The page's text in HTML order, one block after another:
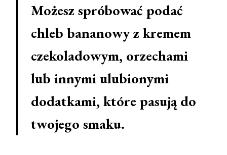
Możesz spróbować podać
chleb bananowy z kremem
czekoladowym, orzechami
lub innymi ulubionymi
dodatkami, które pasują do
twojego smaku.